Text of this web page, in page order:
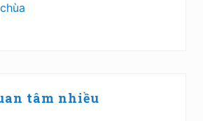
tâm nhiều